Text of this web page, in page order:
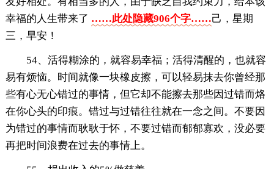
幸福的人生带来了 ……此处隐藏906个字……己，星期
三，早安！
54、活得糊涂的，就容易幸福；活得清醒的，也就容
易有烦恼。时间就像一块橡皮擦，可以轻易抹去你曾经那
些有心无心错过的事情，但它却不能擦去那些因过错而烙
在你心头的印痕。错过与过错往往就在一念之间。不要因
为错过的事情而耿耿于怀，不要过错而郁郁寡欢，没必要
再把时间浪费在过去的事情上。